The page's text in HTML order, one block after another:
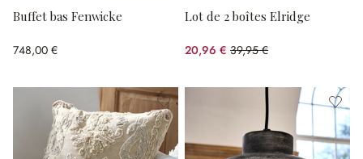
Buffet bas Fenwicke
748,00 €
Lot de 2 boîtes Elridge
20,96 € 39,95 €
(47.53%spared)